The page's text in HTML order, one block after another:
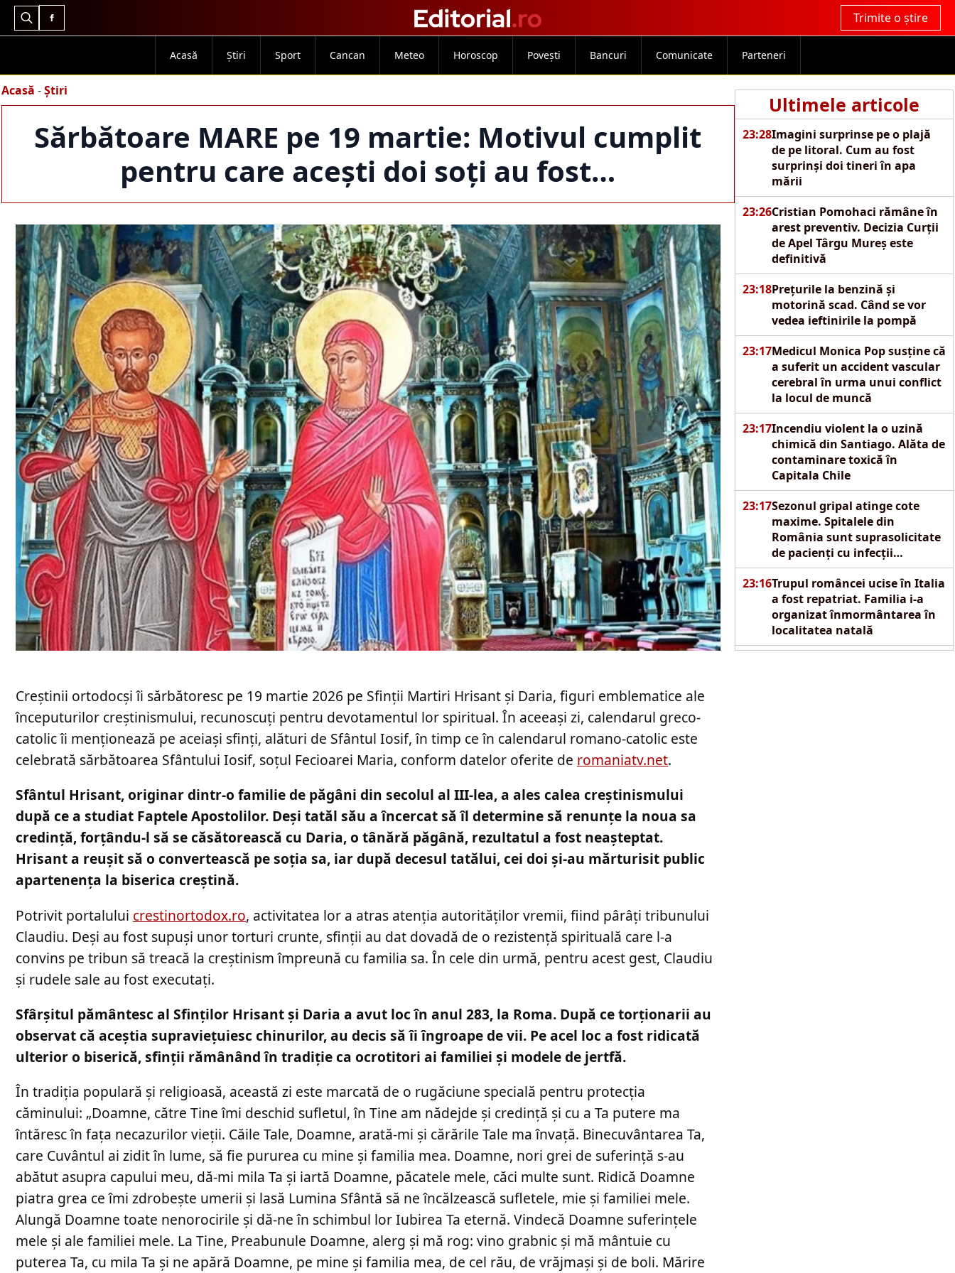
Search
Trimite o știre
Acasă Știri Sport Cancan Meteo Horoscop Povești Bancuri Comunicate Parteneri
Acasă -Știri
Sărbătoare MARE pe 19 martie: Motivul cumplit
pentru care acești doi soți au fost…
Ultimele articole
23:28Imagini surprinse pe o plajă
de pe litoral. Cum au fost
surprinși doi tineri în apa
mării
23:26Cristian Pomohaci rămâne în
arest preventiv. Decizia Curții
de Apel Târgu Mureș este
definitivă
23:18Prețurile la benzină și
motorină scad. Când se vor
vedea ieftinirile la pompă
23:17Medicul Monica Pop susține că
a suferit un accident vascular
cerebral în urma unui conflict
la locul de muncă
23:17Incendiu violent la o uzină
chimică din Santiago. Alăta de
contaminare toxică în
Capitala Chile
23:17Sezonul gripal atinge cote
maxime. Spitalele din
România sunt suprasolicitate
de pacienți cu infecții
respiratorii acute
23:16Trupul româncei ucise în Italia
a fost repatriat. Familia i-a
organizat înmormântarea în
localitatea natală
Creştinii ortodocşi îi sărbătoresc pe 19 martie 2026 pe Sfinţii Martiri Hrisant şi Daria, figuri emblematice ale
începuturilor creştinismului, recunoscuţi pentru devotamentul lor spiritual. În aceeaşi zi, calendarul greco-
catolic îi menţionează pe aceiaşi sfinţi, alături de Sfântul Iosif, în timp ce în calendarul romano-catolic este
celebrată sărbătoarea Sfântului Iosif, soţul Fecioarei Maria, conform datelor oferite de romaniatv.net.
Sfântul Hrisant, originar dintr-o familie de păgâni din secolul al III-lea, a ales calea creştinismului
după ce a studiat Faptele Apostolilor. Deşi tatăl său a încercat să îl determine să renunţe la noua sa
credinţă, forţându-l să se căsătorească cu Daria, o tânără păgână, rezultatul a fost neaşteptat.
Hrisant a reuşit să o convertească pe soţia sa, iar după decesul tatălui, cei doi şi-au mărturisit public
apartenenţa la biserica creştină.
Potrivit portalului crestinortodox.ro, activitatea lor a atras atenţia autorităţilor vremii, fiind pârâţi tribunului
Claudiu. Deşi au fost supuşi unor torturi crunte, sfinţii au dat dovadă de o rezistenţă spirituală care l-a
convins pe tribun să treacă la creştinism împreună cu familia sa. În cele din urmă, pentru acest gest, Claudiu
şi rudele sale au fost executaţi.
Sfârşitul pământesc al Sfinţilor Hrisant şi Daria a avut loc în anul 283, la Roma. După ce torţionarii au
observat că aceştia supravieţuiesc chinurilor, au decis să îi îngroape de vii. Pe acel loc a fost ridicată
ulterior o biserică, sfinţii rămânând în tradiţie ca ocrotitori ai familiei şi modele de jertfă.
În tradiţia populară şi religioasă, această zi este marcată de o rugăciune specială pentru protecţia
căminului: „Doamne, către Tine îmi deschid sufletul, în Tine am nădejde și credință și cu a Ta putere ma
întăresc în fața necazurilor vieții. Căile Tale, Doamne, arată-mi și cărările Tale ma învață. Binecuvântarea Ta,
care Cuvântul ai zidit în lume, să fie pururea cu mine și familia mea. Doamne, nori grei de suferință s-au
abătut asupra capului meu, dă-mi mila Ta și iartă Doamne, păcatele mele, căci multe sunt. Ridică Doamne
piatra grea ce îmi zdrobește umerii și lasă Lumina Sfântă să ne încălzească sufletele, mie și familiei mele.
Alungă Doamne toate nenorocirile și dă-ne în schimbul lor Iubirea Ta eternă. Vindecă Doamne suferințele
mele și ale familiei mele. La Tine, Preabunule Doamne, alerg și mă rog: vino grabnic și mă mântuie cu
puterea Ta, cu mila Ta și ne apără Doamne, pe mine și familia mea, de cel rău, de vrăjmași și de boli. Mărire